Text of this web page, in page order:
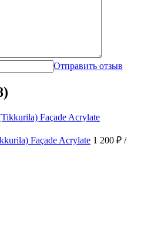
Отправить отзыв
Façade Acrylate 1 200 ₽ /